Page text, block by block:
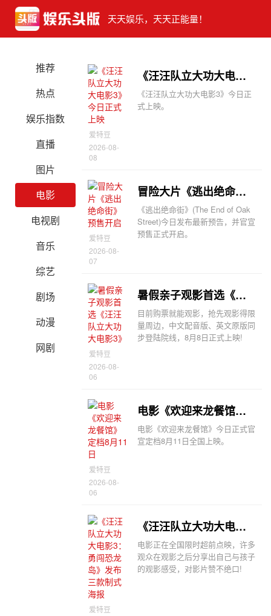
天天娱乐，天天正能量！
推荐
热点
娱乐指数
直播
图片
电影
电视剧
音乐
综艺
剧场
动漫
网剧
爱特豆
2026-08-
08
《汪汪队立大功大电影3》今日正式上映
《汪汪队立大功大电影3》今日正
式上映。
爱特豆
2026-08-
07
冒险大片《逃出绝命街》预售开启
《逃出绝命街》(The End of Oak
Street)今日发布最新预告，并官宣
预售正式开启。
爱特豆
2026-08-
06
暑假亲子观影首选《汪汪队立大功大电影3》
目前购票就能观影，抢先观影得限
量周边，中文配音版、英文原版同
步登陆院线，8月8日正式上映!
爱特豆
2026-08-
06
电影《欢迎来龙餐馆》定档8月11日
电影《欢迎来龙餐馆》今日正式官
宣定档8月11日全国上映。
爱特豆
《汪汪队立大功大电影3：勇闯恐龙岛》发布三款制式海报
电影正在全国限时超前点映，许多
观众在观影之后分享出自己与孩子
的观影感受，对影片赞不绝口!